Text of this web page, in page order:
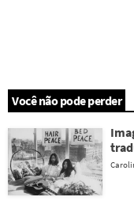
Você não pode perder